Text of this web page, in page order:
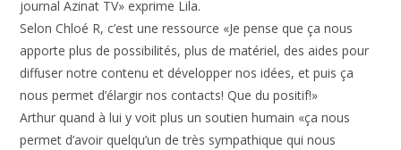
journal Azinat TV» exprime Lila.
Selon Chloé R, c’est une ressource «Je pense que ça nous
apporte plus de possibilités, plus de matériel, des aides pour
diffuser notre contenu et développer nos idées, et puis ça
nous permet d’élargir nos contacts! Que du positif!»
Arthur quand à lui y voit plus un soutien humain «ça nous
permet d’avoir quelqu’un de très sympathique qui nous